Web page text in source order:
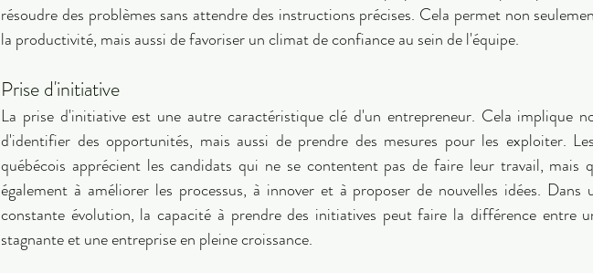
résoudre des problèmes sans attendre des instructions précises. Cela permet non
la productivité, mais aussi de favoriser un climat de confiance au sein de l'équipe.
Prise d'initiative
La prise d'initiative est une autre caractéristique clé d'un entrepreneur. Cela implique
d'identifier des opportunités, mais aussi de prendre des mesures pour les exploiter.
québécois apprécient les candidats qui ne se contentent pas de faire leur travail, mais
également à améliorer les processus, à innover et à proposer de nouvelles idées. Dans
constante évolution, la capacité à prendre des initiatives peut faire la différence entre
stagnante et une entreprise en pleine croissance.